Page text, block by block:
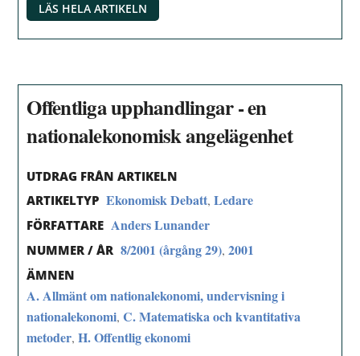
LÄS HELA ARTIKELN
Offentliga upphandlingar - en
nationalekonomisk angelägenhet
UTDRAG FRÅN ARTIKELN
ARTIKELTYP Ekonomisk Debatt,Ledare
FÖRFATTARE Anders Lunander
NUMMER / ÅR 8/2001 (årgång 29),2001
ÄMNEN
A. Allmänt om nationalekonomi, undervisning i
nationalekonomi,C. Matematiska och kvantitativa
metoder,H. Offentlig ekonomi